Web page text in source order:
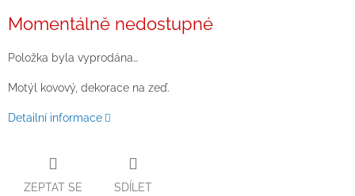
cena:
Momentálně nedostupné
Položka byla vyprodána…
Motýl kovový, dekorace na zeď.
Detailní informace
ZEPTAT SE SDÍLET